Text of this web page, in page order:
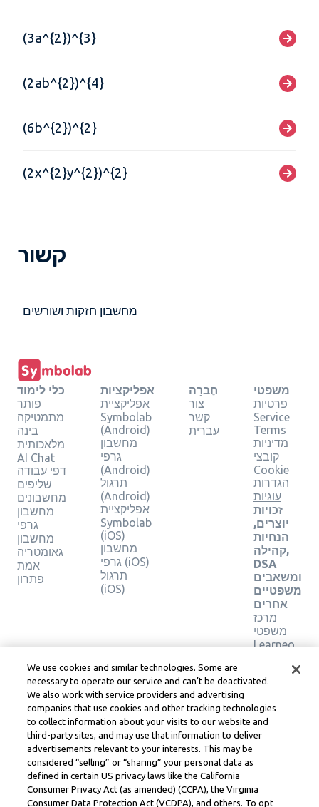
(3a^{2})^{3}
(2ab^{2})^{4}
(6b^{2})^{2}
(2x^{2}y^{2})^{2}
קשור
מחשבון חזקות ושורשים
כלי לימוד
פותר
מתמטיקה
בינה
מלאכותית
AI Chat
דפי עבודה
שליפים
מחשבונים
מחשבון
גרפי
מחשבון
גאומטריה
אמת
פתרון
אפליקציות
אפליקציית
Symbolab
(Android)
מחשבון
גרפי
(Android)
תרגול
(Android)
אפליקציית
Symbolab
(iOS)
מחשבון
גרפי (iOS)
תרגול
(iOS)
חֶברָה
צור
קשר
עברית
משפטי
פרטיות
Service
Terms
מדיניות
קובצי
Cookie
הגדרות
עוגיות
זכויות
יוצרים,
הנחיות
קהילה,
DSA
ומשאבים
משפטיים
אחרים
מרכז
משפטי
Learneo
של
Symbolab, a Learneo, Inc. business
© Learneo, Inc. 2024
We use cookies and similar technologies. Some are
necessary to operate our service and can’t be deactivated.
We also work with service providers and advertising
companies that use cookies and other tracking technologies
to collect information about your visits to our website and
third-party sites, and may use that information to deliver
advertisements relevant to your interests. This may be
considered “selling” or “sharing” your personal data as
defined in certain US privacy laws like the California
Consumer Privacy Act (as amended) (CCPA), the Virginia
Consumer Data Protection Act (VCDPA), and others. To opt